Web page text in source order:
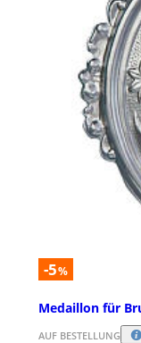
-5%
Medaillon für
AUF BESTELLUNG